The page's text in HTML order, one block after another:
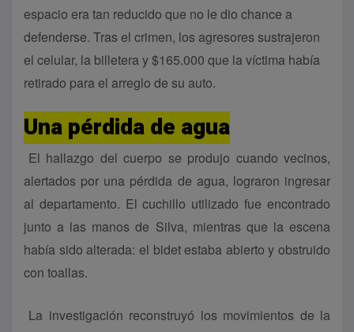
espacio era tan reducido que no le dio chance a
defenderse. Tras el crimen, los agresores sustrajeron
el celular, la billetera y $165.000 que la víctima había
retirado para el arreglo de su auto.
Una pérdida de agua
El hallazgo del cuerpo se produjo cuando vecinos,
alertados por una pérdida de agua, lograron ingresar
al departamento. El cuchillo utilizado fue encontrado
junto a las manos de Silva, mientras que la escena
había sido alterada: el bidet estaba abierto y obstruido
con toallas.
La investigación reconstruyó los movimientos de la